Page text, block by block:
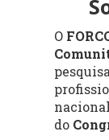
O
do